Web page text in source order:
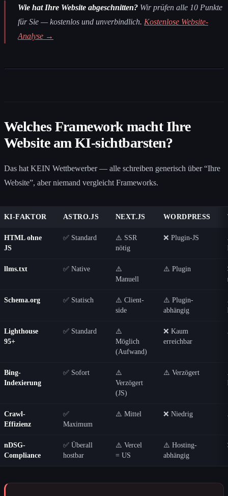
Wie hat Ihre Website abgeschnitten? Wir prüfen alle 10 Punkte
für Sie — kostenlos und unverbindlich. Kostenlose Website-
Analyse →
Welches Framework macht Ihre
Website am KI-sichtbarsten?
Das hat KEIN Wettbewerber — alle schreiben generisch über “Ihre
Website”, aber niemand vergleicht Frameworks.
KI-FAKTOR ASTRO.JS NEXT.JS WORDPRESS
HTML ohne
JS
✅ Standard
⚠️ SSR
nötig
❌ Plugin-JS
llms.txt ✅ Native
⚠️
Manuell
⚠️ Plugin
Schema.org ✅ Statisch
⚠️ Client-
side
⚠️ Plugin-
abhängig
Lighthouse
95+
✅ Standard
⚠️
Möglich
(Aufwand)
❌ Kaum
erreichbar
Bing-
Indexierung
✅ Sofort
⚠️
Verzögert
(JS)
⚠️ Verzögert
Crawl-
Effizienz
✅
Maximum
⚠️ Mittel ❌ Niedrig
nDSG-
Compliance
✅ Überall
hostbar
⚠️ Vercel
= US
⚠️ Hosting-
abhängig